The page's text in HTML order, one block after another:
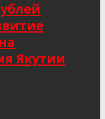
Якутии